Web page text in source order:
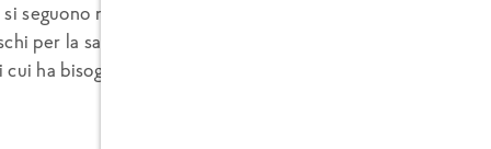
seguono regimi alimentari e dietetici di qualche tipo, uno
per la salute è quello di
ha bisogno per svolgere le sue funzioni normalmente.